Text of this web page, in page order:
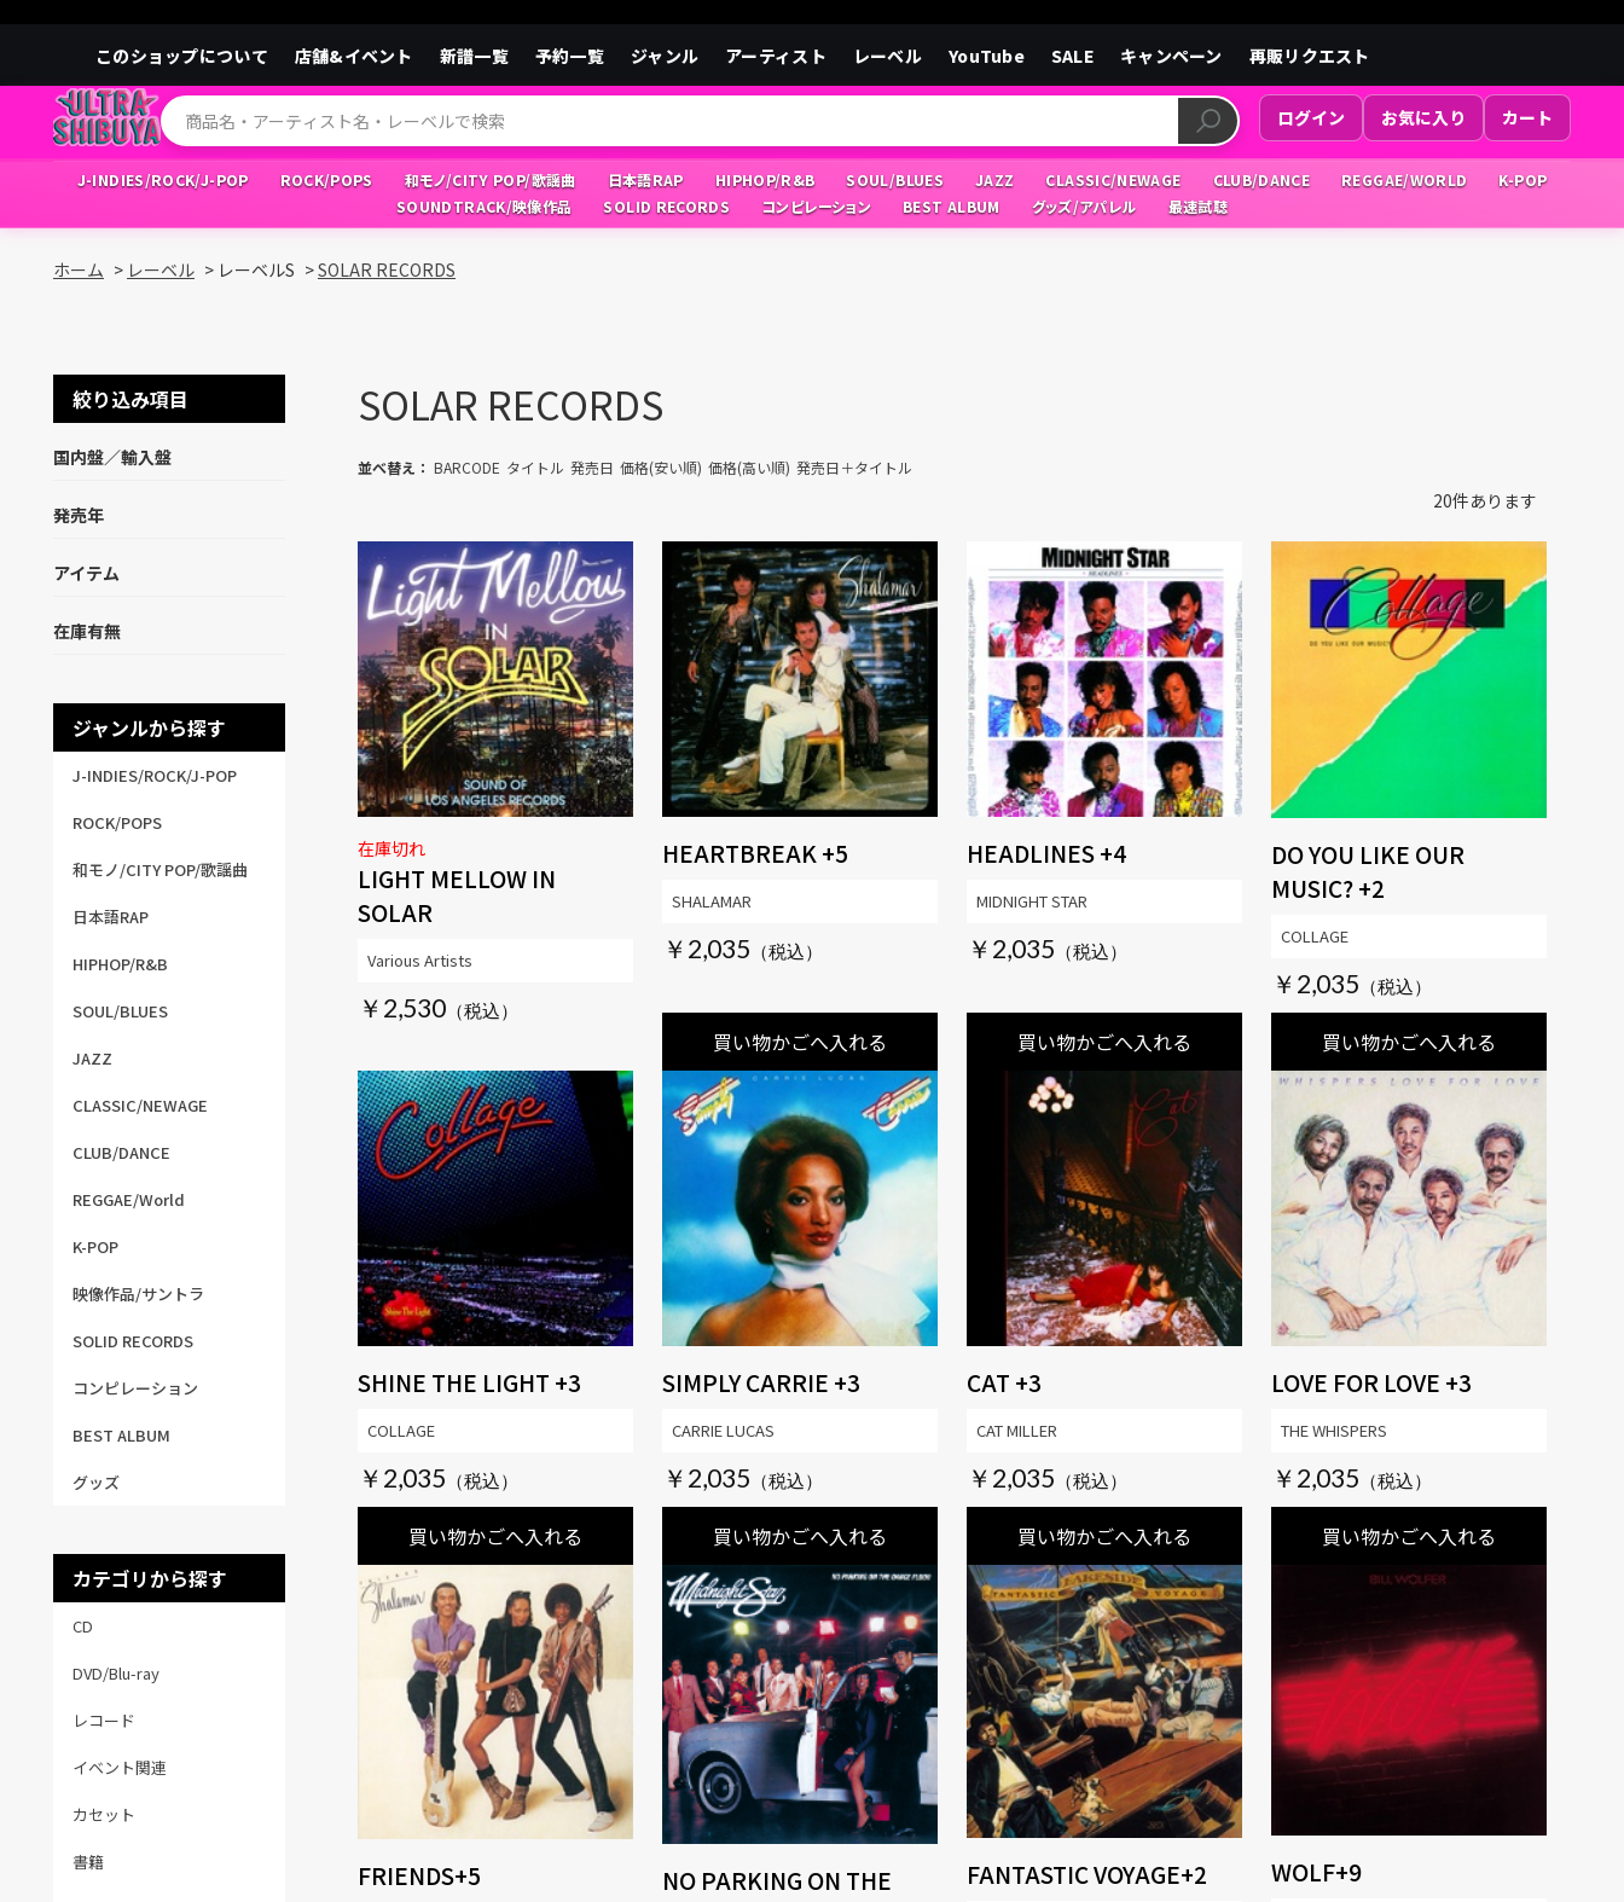
このショップについて 店舗&イベント 新譜一覧 予約一覧 ジャンル アーティスト レーベル YouTube SALE キャンペーン 再販リクエスト
ログイン お気に入り カート
J-INDIES/ROCK/J-POP ROCK/POPS 和モノ/CITY POP/歌謡曲 日本語RAP HIPHOP/R&B SOUL/BLUES JAZZ CLASSIC/NEWAGE CLUB/DANCE REGGAE/WORLD
K-POP
SOUNDTRACK/映像作品
SOLID RECORDS コンピレーション BEST ALBUM グッズ/アパレル 最速試聴
ホーム > レーベル > レーベルS >SOLAR RECORDS
絞り込み項目
国内盤／輸入盤
発売年
アイテム
在庫有無
ジャンルから探す
J-INDIES/ROCK/J-POP
ROCK/POPS
和モノ/CITY POP/歌謡曲
日本語RAP
HIPHOP/R&B
SOUL/BLUES
JAZZ
CLASSIC/NEWAGE
CLUB/DANCE
REGGAE/World
K-POP
映像作品/サントラ
SOLID RECORDS
コンピレーション
BEST ALBUM
グッズ
カテゴリから探す
CD
DVD/Blu-ray
レコード
イベント関連
カセット
書籍
SOLAR RECORDS
並べ替え： BARCODE タイトル 発売日 価格(安い順) 価格(高い順) 発売日＋タイトル
20件あります
LIGHT MELLOW IN
SOLAR
在庫切れ
￥2,530
Various Artists
HEARTBREAK +5
￥2,035
買い物かごへ入れる
SHALAMAR
HEADLINES +4
￥2,035
買い物かごへ入れる
MIDNIGHT STAR
DO YOU LIKE OUR
MUSIC? +2
￥2,035
買い物かごへ入れる
COLLAGE
SHINE THE LIGHT +3
￥2,035
買い物かごへ入れる
COLLAGE
SIMPLY CARRIE +3
￥2,035
買い物かごへ入れる
CARRIE LUCAS
CAT +3
￥2,035
買い物かごへ入れる
CAT MILLER
LOVE FOR LOVE +3
￥2,035
買い物かごへ入れる
THE WHISPERS
FRIENDS+5
NO PARKING ON THE
FANTASTIC VOYAGE+2 WOLF+9